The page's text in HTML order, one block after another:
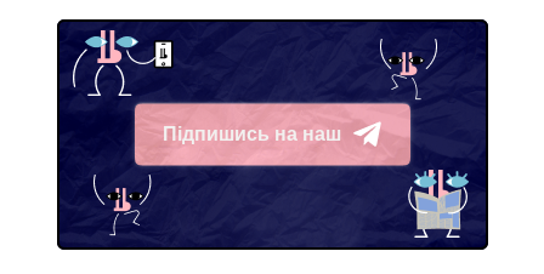
Підпишись на наш
Telegram